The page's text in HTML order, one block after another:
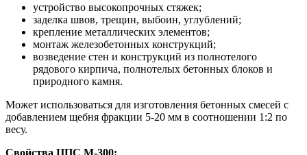
устройство высокопрочных стяжек;
заделка швов, трещин, выбоин, углублений;
крепление металлических элементов;
монтаж железобетонных конструкций;
возведение стен и конструкций из полнотелого
рядового кирпича, полнотелых бетонных блоков и
природного камня.
Может использоваться для изготовления бетонных смесей с
добавлением щебня фракции 5-20 мм в соотношении 1:2 по
весу.
Свойства ЦПС М-300: